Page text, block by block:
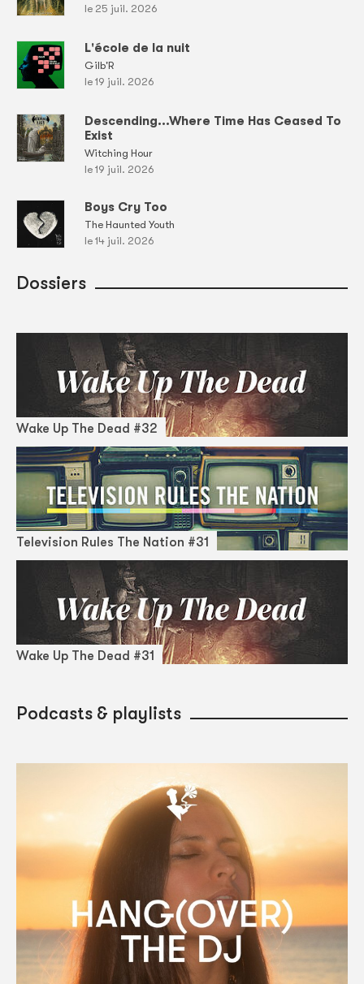
le 25 juil. 2026
L'école de la nuit
Gilb'R
le 19 juil. 2026
Descending...Where Time Has Ceased To
Exist
Witching Hour
le 19 juil. 2026
Boys Cry Too
The Haunted Youth
le 14 juil. 2026
Dossiers
Wake Up The Dead #32
Television Rules The Nation #31
Wake Up The Dead #31
Podcasts & playlists